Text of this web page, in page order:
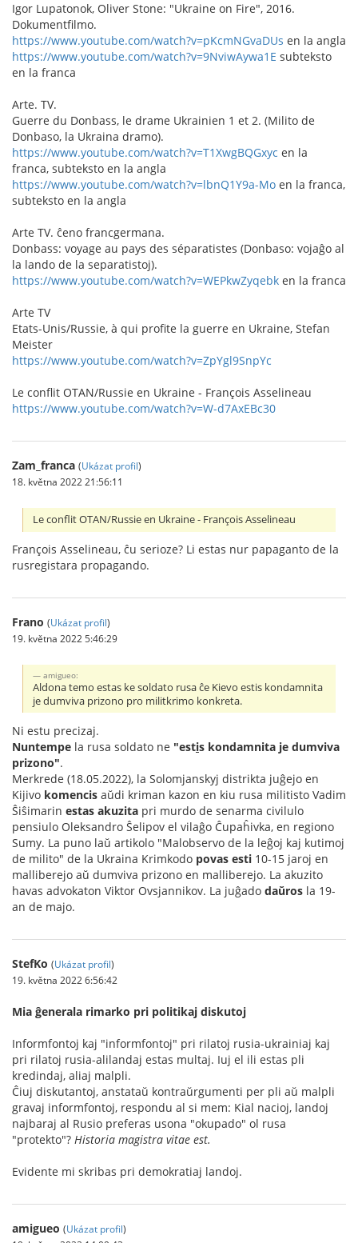
Igor Lupatonok, Oliver Stone: "Ukraine on Fire", 2016.
Dokumentfilmo.
https://www.youtube.com/watch?v=pKcmNGvaDUs en la angla
https://www.youtube.com/watch?v=9NviwAywa1E subteksto
en la franca
Arte. TV.
Guerre du Donbass, le drame Ukrainien 1 et 2. (Milito de
Donbaso, la Ukraina dramo).
https://www.youtube.com/watch?v=T1XwgBQGxyc en la
franca, subteksto en la angla
https://www.youtube.com/watch?v=lbnQ1Y9a-Mo en la franca,
subteksto en la angla
Arte TV. ĉeno francgermana.
Donbass: voyage au pays des séparatistes (Donbaso: vojaĝo al
la lando de la separatistoj).
https://www.youtube.com/watch?v=WEPkwZyqebk en la franca
Arte TV
Etats-Unis/Russie, à qui profite la guerre en Ukraine, Stefan
Meister
https://www.youtube.com/watch?v=ZpYgl9SnpYc
Le conflit OTAN/Russie en Ukraine - François Asselineau
https://www.youtube.com/watch?v=W-d7AxEBc30
Zam_franca (Ukázat profil)
18. května 2022 21:56:11
Le conflit OTAN/Russie en Ukraine - François Asselineau
François Asselineau, ĉu serioze? Li estas nur papaganto de la
rusregistara propagando.
Frano (Ukázat profil)
19. května 2022 5:46:29
amigueo:
Aldona temo estas ke soldato rusa ĉe Kievo estis kondamnita
je dumviva prizono pro militkrimo konkreta.
Ni estu precizaj.
Nuntempe la rusa soldato ne "estis kondamnita je dumviva
prizono".
Merkrede (18.05.2022), la Solomjanskyj distrikta juĝejo en
Kijivo komencis aŭdi kriman kazon en kiu rusa militisto Vadim
Ŝiŝimarin estas akuzita pri murdo de senarma civilulo
pensiulo Oleksandro Ŝelipov el vilaĝo Ĉupaĥivka, en regiono
Sumy. La puno laŭ artikolo "Malobservo de la leĝoj kaj kutimoj
de milito" de la Ukraina Krimkodo povas esti 10-15 jaroj en
malliberejo aŭ dumviva prizono en malliberejo. La akuzito
havas advokaton Viktor Ovsjannikov. La juĝado daŭros la 19-
an de majo.
StefKo (Ukázat profil)
19. května 2022 6:56:42
Mia ĝenerala rimarko pri politikaj diskutoj
Informfontoj kaj "informfontoj" pri rilatoj rusia-ukrainiaj kaj
pri rilatoj rusia-alilandaj estas multaj. Iuj el ili estas pli
kredindaj, aliaj malpli.
Ĉiuj diskutantoj, anstataŭ kontraŭrgumenti per pli aŭ malpli
gravaj informfontoj, respondu al si mem: Kial nacioj, landoj
najbaraj al Rusio preferas usona "okupado" ol rusa
"protekto"? Historia magistra vitae est.
Evidente mi skribas pri demokratiaj landoj.
amigueo (Ukázat profil)